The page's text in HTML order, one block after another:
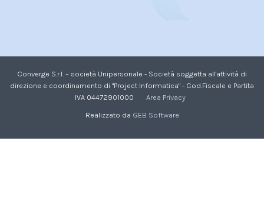
Converge S.r.l. – società Unipersonale - Società soggetta all'attività di
direzione e coordinamento di "Project Informatica" - Cod.Fiscale e Partita
IVA 04472901000 Area Privacy
Realizzato da GEB Software